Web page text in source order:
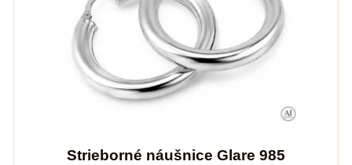
Strieborné náušnice Glare 985